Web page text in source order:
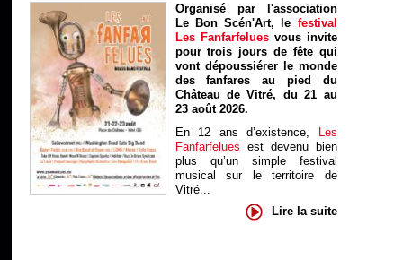
Organisé par l'association
Le Bon Scén'Art, le festival
Les Fanfarfelues vous invite
pour trois jours de fête qui
vont dépoussiérer le monde
des fanfares au pied du
Château de Vitré, du 21 au
23 août 2026.
En 12 ans d’existence, Les
Fanfarfelues est devenu bien
plus qu’un simple festival
musical sur le territoire de
Vitré...
Lire la suite